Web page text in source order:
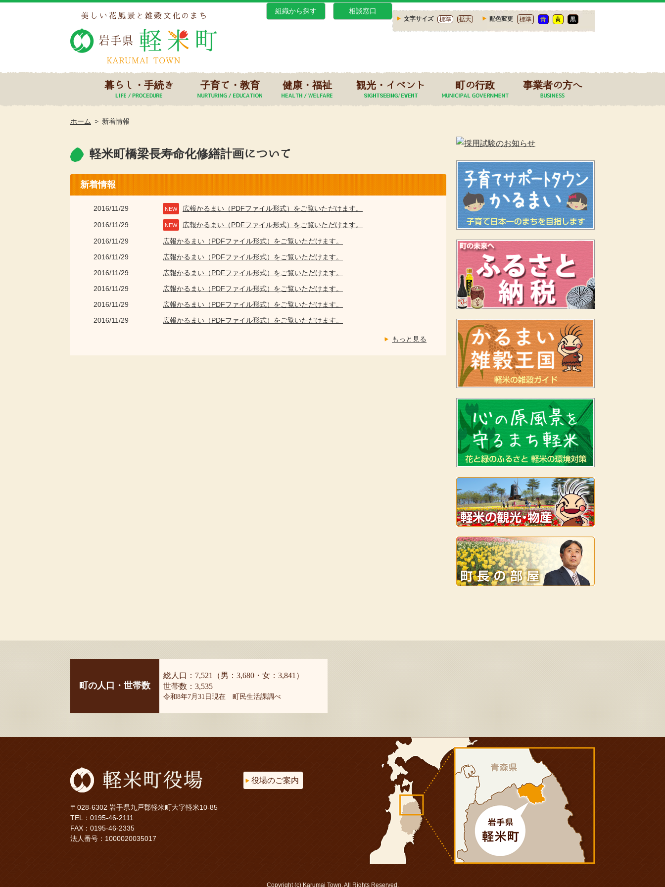
文字サイズ 標準 拡大 配色変更 標準 青 黄 黒
組織から探す 相談窓口
暮らし・手続き 子育て・教育 健康・福祉 観光・イベント 町の行政 事業者の方へ
ホーム 新着情報
軽米町橋梁長寿命化修繕計画について
新着情報
2016/11/29 NEW 広報かるまい（PDFファイル形式）をご覧いただけます。
2016/11/29 NEW 広報かるまい（PDFファイル形式）をご覧いただけます。
2016/11/29
広報かるまい（PDFファイル形式）をご覧いただけます。
2016/11/29
広報かるまい（PDFファイル形式）をご覧いただけます。
2016/11/29
広報かるまい（PDFファイル形式）をご覧いただけます。
2016/11/29
広報かるまい（PDFファイル形式）をご覧いただけます。
2016/11/29
広報かるまい（PDFファイル形式）をご覧いただけます。
2016/11/29
広報かるまい（PDFファイル形式）をご覧いただけます。
もっと見る
町の人口・世帯数
総人口：7,521（男：3,680・女：3,841）
世帯数：3,535
令和8年7月31日現在 町民生活課調べ
〒028-6302 岩手県九戸郡軽米町大字軽米10-85
TEL： 0195-46-2111
FAX：0195-46-2335
法人番号：1000020035017
役場のご案内
Copyright (c) Karumai Town. All Rights Reserved.